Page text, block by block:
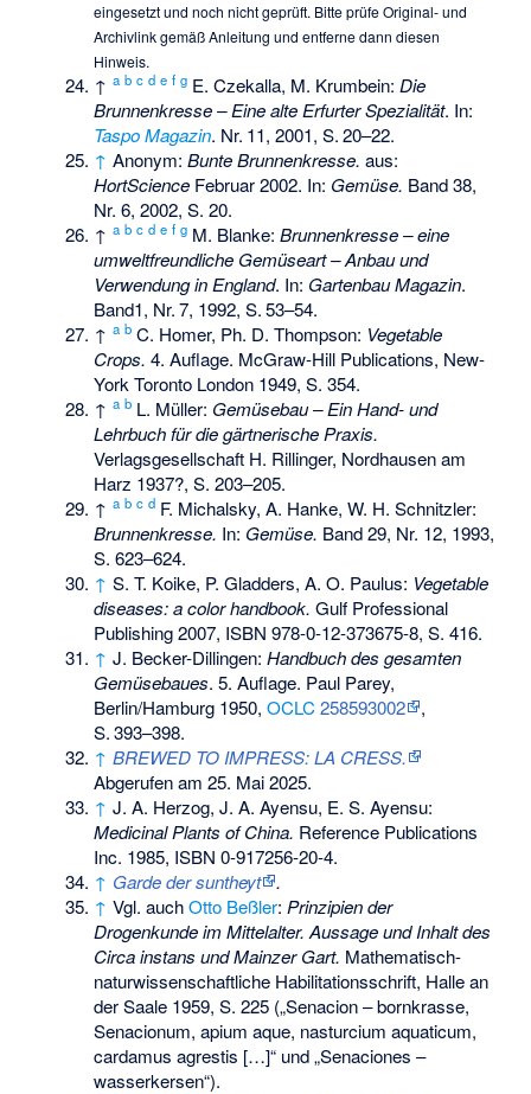
eingesetzt und noch nicht geprüft. Bitte prüfe Original- und
Archivlink gemäßAnleitung und entferne dann diesen
Hinweis.
↑a b c d e f g E. Czekalla, M. Krumbein:Die
Brunnenkresse – Eine alte Erfurter Spezialität. In:
Taspo Magazin. Nr. 11, 2001,S.20–22.
↑ Anonym:Bunte Brunnenkresse. aus:
HortScience Februar 2002. In: Gemüse. Band 38,
Nr. 6, 2002, S. 20.
↑a b c d e f g M. Blanke:Brunnenkresse – eine
umweltfreundliche Gemüseart – Anbau und
Verwendung in England. In: Gartenbau Magazin.
Band1, Nr.7, 1992,S.53–54.
↑a b C. Homer, Ph. D. Thompson: Vegetable
Crops. 4. Auflage. McGraw-Hill Publications, New-
York Toronto London 1949, S. 354.
↑a b L. Müller: Gemüsebau – Ein Hand- und
Lehrbuch für die gärtnerische Praxis.
Verlagsgesellschaft H. Rillinger, Nordhausen am
Harz 1937?, S. 203–205.
↑a b c d F. Michalsky, A. Hanke, W. H. Schnitzler:
Brunnenkresse. In: Gemüse. Band 29, Nr. 12, 1993,
S. 623–624.
↑ S. T. Koike, P. Gladders, A. O. Paulus: Vegetable
diseases: a color handbook. Gulf Professional
Publishing 2007, ISBN 978-0-12-373675-8, S. 416.
↑ J. Becker-Dillingen:Handbuch des gesamten
Gemüsebaues. 5. Auflage. Paul Parey,
Berlin/Hamburg 1950,OCLC258593002
,
S.393–398.
↑ BREWED TO IMPRESS: LA CRESS.
Abgerufen am 25. Mai 2025.
↑ J. A. Herzog, J. A. Ayensu, E. S. Ayensu:
Medicinal Plants of China. Reference Publications
Inc. 1985, ISBN 0-917256-20-4.
↑ Garde der suntheyt
.
↑ Vgl. auchOtto Beßler: Prinzipien der
Drogenkunde im Mittelalter. Aussage und Inhalt des
Circa instans und Mainzer Gart. Mathematisch-
naturwissenschaftliche Habilitationsschrift, Halle an
der Saale 1959, S. 225 („Senacion – bornkrasse,
Senacionum, apium aque, nasturcium aquaticum,
cardamus agrestis […]“ und „Senaciones –
wasserkersen“).